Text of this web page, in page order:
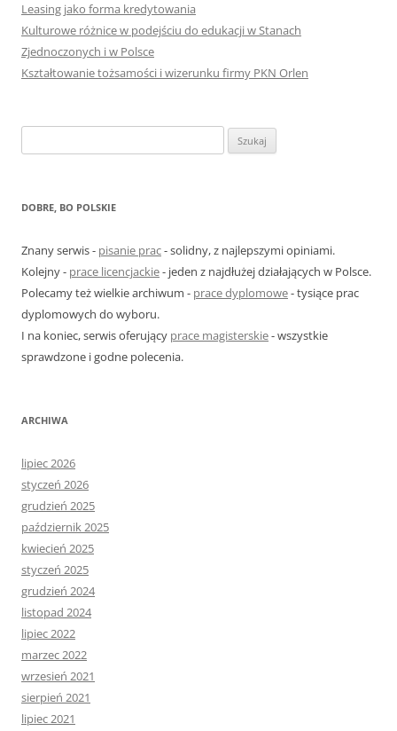
Leasing jako forma kredytowania
Kulturowe różnice w podejściu do edukacji w Stanach
Zjednoczonych i w Polsce
Kształtowanie tożsamości i wizerunku firmy PKN Orlen
z
DOBRE, BO POLSKIE
Znany serwis - pisanie prac- solidny, z najlepszymi opiniami.
Kolejny - prace licencjackie- jeden z najdłużej działających w Polsce.
Polecamy też wielkie archiwum - prace dyplomowe- tysiące prac
dyplomowych do wyboru.
I na koniec, serwis oferujący prace magisterskie- wszystkie
sprawdzone i godne polecenia.
ARCHIWA
lipiec 2026
styczeń 2026
grudzień 2025
październik 2025
kwiecień 2025
styczeń 2025
grudzień 2024
listopad 2024
lipiec 2022
marzec 2022
wrzesień 2021
sierpień 2021
lipiec 2021